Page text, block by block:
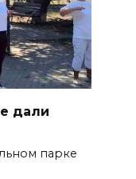
дали
парке